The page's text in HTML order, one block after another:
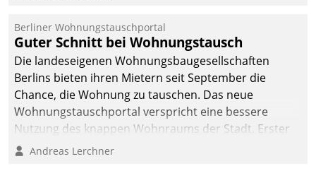
Berliner Wohnungstauschportal
Guter Schnitt bei Wohnungstausch
Die landeseigenen Wohnungsbaugesellschaften
Berlins bieten ihren Mietern seit September die
Chance, die Wohnung zu tauschen. Das neue
Wohnungstauschportal verspricht eine bessere
Nutzung des knappen Wohnraums der Stadt. Erster
Anwendungsfall für Datatrains Lösung API-Hub mit
Andreas Lerchner